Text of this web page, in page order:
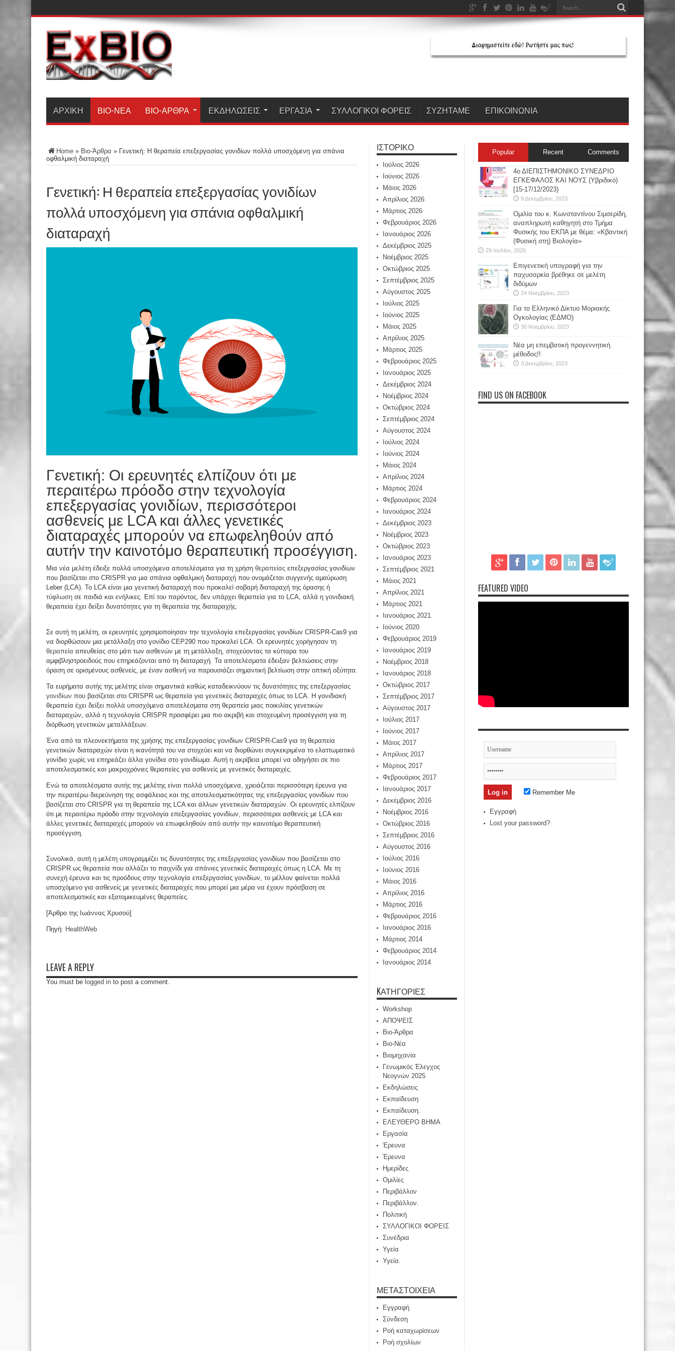
ΑΡΧΙΚΗ ΒΙΟ-ΝΈΑ ΒΙΟ-ΆΡΘΡΑ ΕΚΔΗΛΏΣΕΙΣ ΕΡΓΑΣΊΑ ΣΥΛΛΟΓΙΚΟΙ ΦΟΡΕΙΣ ΣΥΖΗΤΑΜΕ ΕΠΙΚΟΙΝΩΝΙΑ
Home » Βιο-Άρθρα » Γενετική: Η θεραπεία επεξεργασίας γονιδίων πολλά υποσχόμενη για σπάνια
οφθαλμική διαταραχή
Γενετική: Η θεραπεία επεξεργασίας γονιδίων
πολλά υποσχόμενη για σπάνια οφθαλμική
διαταραχή
Γενετική: Οι ερευνητές ελπίζουν ότι με
περαιτέρω πρόοδο στην τεχνολογία
επεξεργασίας γονιδίων, περισσότεροι
ασθενείς με LCA και άλλες γενετικές
διαταραχές μπορούν να επωφεληθούν από
αυτήν την καινοτόμο θεραπευτική προσέγγιση.
Μια νέα μελέτη έδειξε πολλά υποσχόμενα αποτελέσματα για τη χρήση θεραπείας επεξεργασίας γονιδίων
που βασίζεται στο CRISPR για μια σπάνια οφθαλμική διαταραχή που ονομάζεται συγγενής αμαύρωση
Leber (LCA). Το LCA είναι μια γενετική διαταραχή που προκαλεί σοβαρή διαταραχή της όρασης ή
τύφλωση σε παιδιά και ενήλικες. Επί του παρόντος, δεν υπάρχει θεραπεία για το LCA, αλλά η γονιδιακή
θεραπεία έχει δείξει δυνατότητες για τη θεραπεία της διαταραχής.
Σε αυτή τη μελέτη, οι ερευνητές χρησιμοποίησαν την τεχνολογία επεξεργασίας γονιδίων CRISPR-Cas9 για
να διορθώσουν μια μετάλλαξη στο γονίδιο CEP290 που προκαλεί LCA. Οι ερευνητές χορήγησαν τη
θεραπεία απευθείας στο μάτι των ασθενών με τη μετάλλαξη, στοχεύοντας τα κύτταρα του
αμφιβληστροειδούς που επηρεάζονται από τη διαταραχή. Τα αποτελέσματα έδειξαν βελτιώσεις στην
όραση σε ορισμένους ασθενείς, με έναν ασθενή να παρουσιάζει σημαντική βελτίωση στην οπτική οξύτητα.
Τα ευρήματα αυτής της μελέτης είναι σημαντικά καθώς καταδεικνύουν τις δυνατότητες της επεξεργασίας
γονιδίων που βασίζεται στο CRISPR ως θεραπεία για γενετικές διαταραχές όπως το LCA. Η γονιδιακή
θεραπεία έχει δείξει πολλά υποσχόμενα αποτελέσματα στη θεραπεία μιας ποικιλίας γενετικών
διαταραχών, αλλά η τεχνολογία CRISPR προσφέρει μια πιο ακριβή και στοχευμένη προσέγγιση για τη
διόρθωση γενετικών μεταλλάξεων.
Ένα από τα πλεονεκτήματα της χρήσης της επεξεργασίας γονιδίων CRISPR-Cas9 για τη θεραπεία
γενετικών διαταραχών είναι η ικανότητά του να στοχεύει και να διορθώνει συγκεκριμένα το ελαττωματικό
γονίδιο χωρίς να επηρεάζει άλλα γονίδια στο γονιδίωμα. Αυτή η ακρίβεια μπορεί να οδηγήσει σε πιο
αποτελεσματικές και μακροχρόνιες θεραπείες για ασθενείς με γενετικές διαταραχές.
Ενώ τα αποτελέσματα αυτής της μελέτης είναι πολλά υποσχόμενα, χρειάζεται περισσότερη έρευνα για
την περαιτέρω διερεύνηση της ασφάλειας και της αποτελεσματικότητας της επεξεργασίας γονιδίων που
βασίζεται στο CRISPR για τη θεραπεία της LCA και άλλων γενετικών διαταραχών. Οι ερευνητές ελπίζουν
ότι με περαιτέρω πρόοδο στην τεχνολογία επεξεργασίας γονιδίων, περισσότεροι ασθενείς με LCA και
άλλες γενετικές διαταραχές μπορούν να επωφεληθούν από αυτήν την καινοτόμο θεραπευτική
προσέγγιση.
Συνολικά, αυτή η μελέτη υπογραμμίζει τις δυνατότητες της επεξεργασίας γονιδίων που βασίζεται στο
CRISPR ως θεραπεία που αλλάζει το παιχνίδι για σπάνιες γενετικές διαταραχές όπως η LCA. Με τη
συνεχή έρευνα και τις προόδους στην τεχνολογία επεξεργασίας γονιδίων, το μέλλον φαίνεται πολλά
υποσχόμενο για ασθενείς με γενετικές διαταραχές που μπορεί μια μέρα να έχουν πρόσβαση σε
αποτελεσματικές και εξατομικευμένες θεραπείες.
[Άρθρο της Ιωάννας Χρυσού]
Πηγή: HealthWeb
LEAVE A REPLY
You must be logged in to post a comment.
ΙΣΤΟΡΙΚΌ
Ιούλιος 2026
Ιούνιος 2026
Μάιος 2026
Απρίλιος 2026
Μάρτιος 2026
Φεβρουάριος 2026
Ιανουάριος 2026
Δεκέμβριος 2025
Νοέμβριος 2025
Οκτώβριος 2025
Σεπτέμβριος 2025
Αύγουστος 2025
Ιούλιος 2025
Ιούνιος 2025
Μάιος 2025
Απρίλιος 2025
Μάρτιος 2025
Φεβρουάριος 2025
Ιανουάριος 2025
Δεκέμβριος 2024
Νοέμβριος 2024
Οκτώβριος 2024
Σεπτέμβριος 2024
Αύγουστος 2024
Ιούλιος 2024
Ιούνιος 2024
Μάιος 2024
Απρίλιος 2024
Μάρτιος 2024
Φεβρουάριος 2024
Ιανουάριος 2024
Δεκέμβριος 2023
Νοέμβριος 2023
Οκτώβριος 2023
Ιανουάριος 2023
Σεπτέμβριος 2021
Μάιος 2021
Απρίλιος 2021
Μάρτιος 2021
Ιανουάριος 2021
Ιούνιος 2020
Φεβρουάριος 2019
Ιανουάριος 2019
Νοέμβριος 2018
Ιανουάριος 2018
Οκτώβριος 2017
Σεπτέμβριος 2017
Αύγουστος 2017
Ιούλιος 2017
Ιούνιος 2017
Μάιος 2017
Απρίλιος 2017
Μάρτιος 2017
Φεβρουάριος 2017
Ιανουάριος 2017
Δεκέμβριος 2016
Νοέμβριος 2016
Οκτώβριος 2016
Σεπτέμβριος 2016
Αύγουστος 2016
Ιούλιος 2016
Ιούνιος 2016
Μάιος 2016
Απρίλιος 2016
Μάρτιος 2016
Φεβρουάριος 2016
Ιανουάριος 2016
Μάρτιος 2014
Φεβρουάριος 2014
Ιανουάριος 2014
KΑΤΗΓΟΡΊΕΣ
Workshop
ΑΠΟΨΕΙΣ
Βιο-Άρθρα
Βιο-Νέα
Βιομηχανία
Γενωμικός Έλεγχος
Νεογνών 2025
Εκδηλώσεις
Εκπαίδευση
Εκπαίδευση.
ΕΛΕΥΘΕΡΟ ΒΗΜΑ
Εργασία
Έρευνα
Έρευνα
Ημερίδες
Ομιλίες
Περιβάλλον
Περιβάλλον.
Πολιτική
ΣΥΛΛΟΓΙΚΟΙ ΦΟΡΕΙΣ
Συνέδρια
Υγεία
Υγεία.
ΜΕΤΑΣΤΟΙΧΕΊΑ
Εγγραφή
Σύνδεση
Ροή καταχωρίσεων
Ροή σχολίων
Popular Recent Comments
4ο ΔΙΕΠΙΣΤΗΜΟΝΙΚΟ ΣΥΝΕΔΡΙΟ
ΕΓΚΕΦΑΛΟΣ ΚΑΙ ΝΟΥΣ (Υβριδικό)
[15-17/12/2023)
9 Δεκεμβρίου, 2023
Oμιλία του κ. Κωνσταντίνου Σιμσερίδη,
αναπληρωτή καθηγητή στο Τμήμα
Φυσικής του ΕΚΠΑ με θέμα: «Κβαντική
(Φυσική στη) Βιολογία»
29 Ιουλίου, 2026
Επιγενετική υπογραφή για την
παχυσαρκία βρέθηκε σε μελέτη
διδύμων
24 Νοεμβρίου, 2023
Για το Ελληνικό Δίκτυο Μοριακής
Ογκολογίας (ΕΔΜΟ)
30 Νοεμβρίου, 2023
Νέα μη επεμβατική προγεννητική
μέθοδος!!
3 Δεκεμβρίου, 2023
FIND US ON FACEBOOK
FEATURED VIDEO
Remember Me
Εγγραφή
Lost your password?